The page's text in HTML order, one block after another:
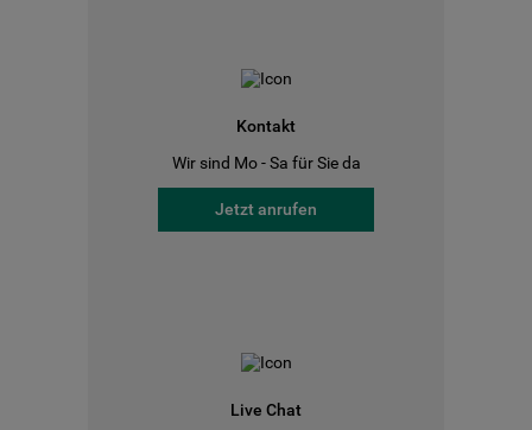
Kontakt
Wir sind Mo - Sa für Sie da
Jetzt anrufen
Live Chat